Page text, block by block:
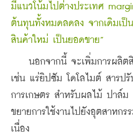
มีแนวโน้มไปต่างประเทศ
ต้นทุนทั้งหมดลดลง จากเดิมเป็
สินค้าใหม่ เป็นยอดขาย”
นอกจากนี้ จะเพิ่มการผลิตสิ
เช่น แร่ยิปซัม โดโลไมต์ สารป
การเกษตร สำหรับผลไม้ ปาล์ม
ขยายการใช้งานไปยังอุตสาหก
เนื่อง